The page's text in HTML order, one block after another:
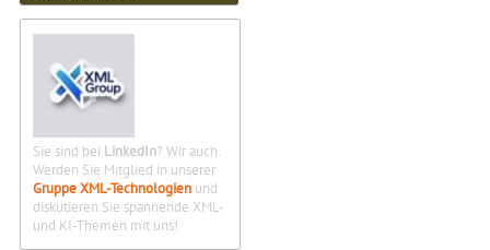
Sie sind bei LinkedIn? Wir auch.
Werden Sie Mitglied in unserer
Gruppe XML-Technologien und
diskutieren Sie spannende XML-
und KI-Themen mit uns!